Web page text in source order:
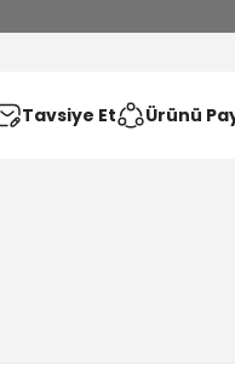
Tavsiye Et Ürünü